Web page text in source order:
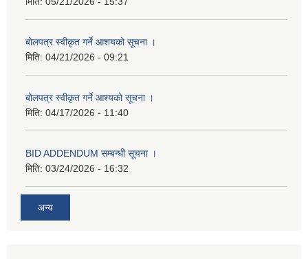
बोलपत्र स्वीकृत गर्ने आशयको सूचना ।
मिति: 04/21/2026 - 09:21
बोलपत्र स्वीकृत गर्ने आश्यको सूचना ।
मिति: 04/17/2026 - 11:40
BID ADDENDUM सम्बन्धी सूचना ।
मिति: 03/24/2026 - 16:32
अन्य